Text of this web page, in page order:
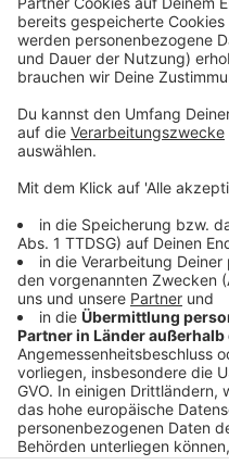
sammeln.
Details durch
Nutzung des
Video
Mehr
powered by
Die neue Single "World
Band Welshly Arms ist
Anzeige
Anzeige